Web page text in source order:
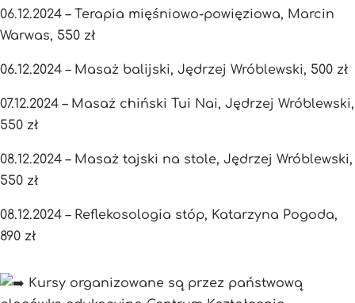
06.12.2024 – Terapia mięśniowo-powięziowa, Marcin
Warwas, 550 zł
06.12.2024 – Masaż balijski, Jędrzej Wróblewski, 500 zł
07.12.2024 – Masaż chiński Tui Nai, Jędrzej Wróblewski,
550 zł
08.12.2024 – Masaż tajski na stole, Jędrzej Wróblewski,
550 zł
08.12.2024 – Reflekosologia stóp, Katarzyna Pogoda,
890 zł
Kursy organizowane są przez państwową